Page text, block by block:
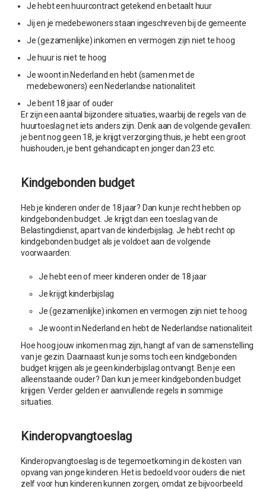
Je hebt een huurcontract getekend en betaalt huur
Jij en je medebewoners staan ingeschreven bij de gemeente
Je (gezamenlijke) inkomen en vermogen zijn niet te hoog
Je huur is niet te hoog
Je woont in Nederland en hebt (samen met de
medebewoners) een Nederlandse nationaliteit
Je bent 18 jaar of ouder
Er zijn een aantal bijzondere situaties, waarbij de regels van de
huurtoeslag net iets anders zijn. Denk aan de volgende gevallen:
je bent nog geen 18, je krijgt verzorging thuis, je hebt een groot
huishouden, je bent gehandicapt en jonger dan 23 etc.
Kindgebonden budget
Heb je kinderen onder de 18 jaar? Dan kun je recht hebben op
kindgebonden budget. Je krijgt dan een toeslag van de
Belastingdienst, apart van de kinderbijslag. Je hebt recht op
kindgebonden budget als je voldoet aan de volgende
voorwaarden:
Je hebt een of meer kinderen onder de 18 jaar
Je krijgt kinderbijslag
Je (gezamenlijke) inkomen en vermogen zijn niet te hoog
Je woont in Nederland en hebt de Nederlandse nationaliteit
Hoe hoog jouw inkomen mag zijn, hangt af van de samenstelling
van je gezin. Daarnaast kun je soms toch een kindgebonden
budget krijgen als je geen kinderbijslag ontvangt. Ben je een
alleenstaande ouder? Dan kun je meer kindgebonden budget
krijgen. Verder gelden er aanvullende regels in sommige
situaties.
Kinderopvangtoeslag
Kinderopvangtoeslag is de tegemoetkoming in de kosten van
opvang van jonge kinderen. Het is bedoeld voor ouders die niet
zelf voor hun kinderen kunnen zorgen, omdat ze bijvoorbeeld